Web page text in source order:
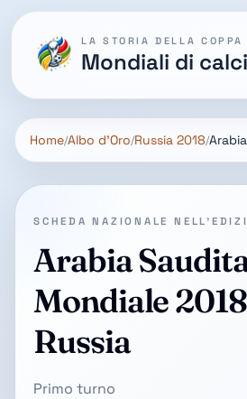
Mondiali di
Home Albo d'Oro Russia 2018
SCHEDA NAZIONALE
Arabia
Mondiale
Russia
Primo turno